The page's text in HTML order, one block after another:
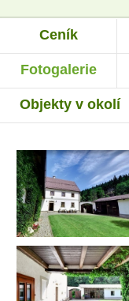
Ceník
Fotogalerie
Objekty v okolí